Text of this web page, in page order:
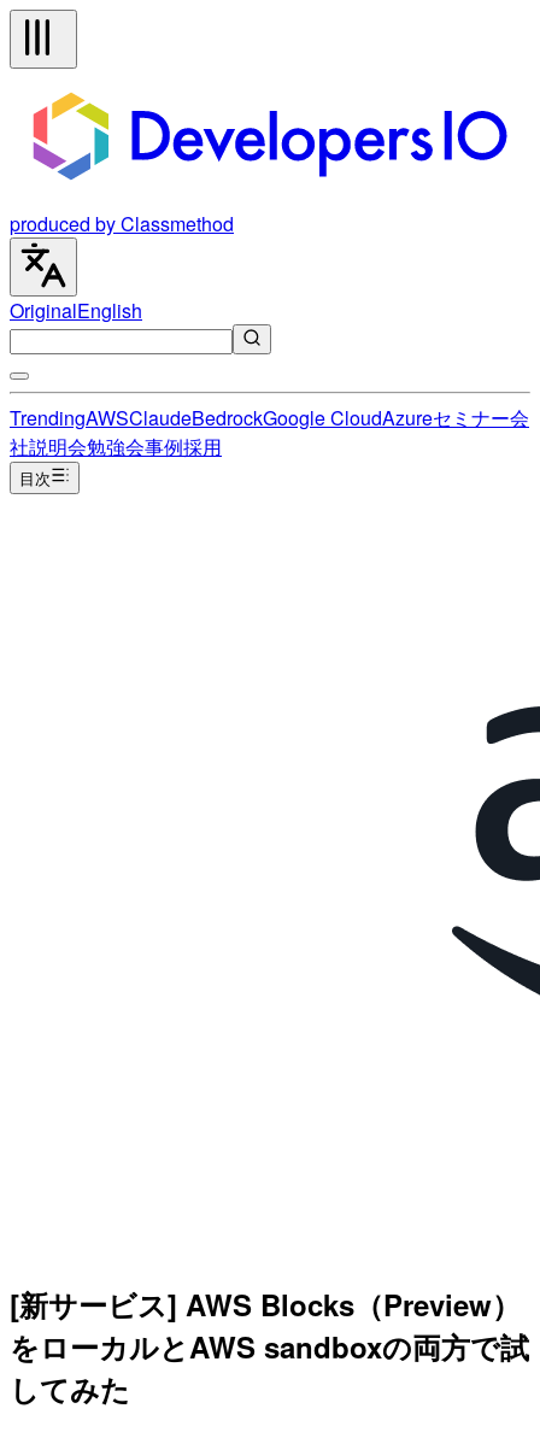
produced by Classmethod
OriginalEnglish
TrendingAWSClaudeBedrockGoogle CloudAzureセミナー会
社説明会勉強会事例採用
目次
[新サービス] AWS Blocks（Preview）
をローカルとAWS sandboxの両方で試
してみた